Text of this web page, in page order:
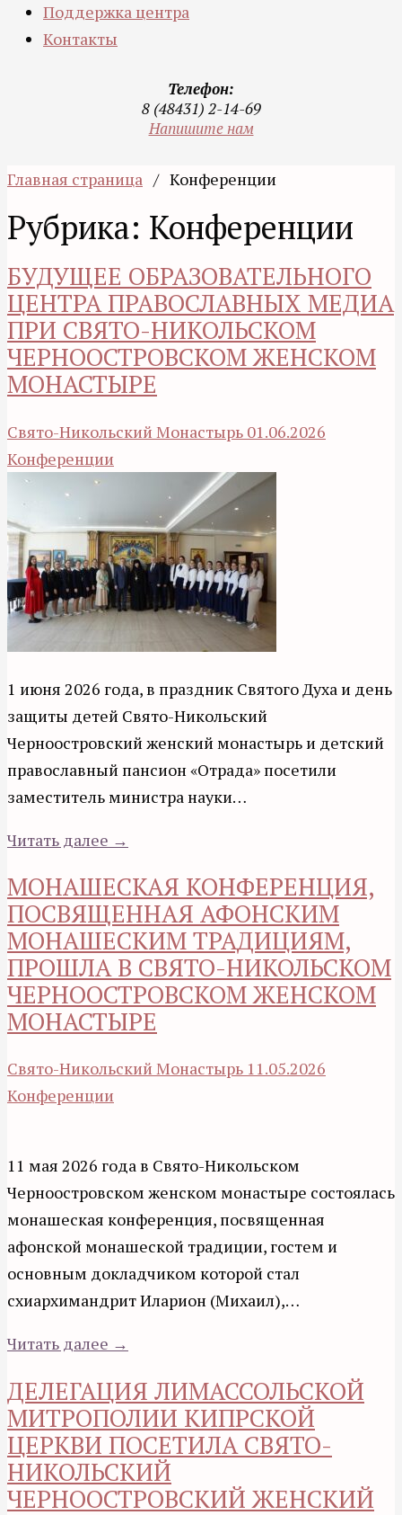
Поддержка центра
Контакты
Телефон:
8 (48431) 2-14-69
Напишите нам
Главная страница / Конференции
Рубрика: Конференции
БУДУЩЕЕ ОБРАЗОВАТЕЛЬНОГО
ЦЕНТРА ПРАВОСЛАВНЫХ МЕДИА
ПРИ СВЯТО-НИКОЛЬСКОМ
ЧЕРНООСТРОВСКОМ ЖЕНСКОМ
МОНАСТЫРЕ
Свято-Никольский Монастырь 01.06.2026
Конференции
1 июня 2026 года, в праздник Святого Духа и день
защиты детей Свято-Никольский
Черноостровский женский монастырь и детский
православный пансион «Отрада» посетили
заместитель министра науки…
Читать далее →
МОНАШЕСКАЯ КОНФЕРЕНЦИЯ,
ПОСВЯЩЕННАЯ АФОНСКИМ
МОНАШЕСКИМ ТРАДИЦИЯМ,
ПРОШЛА В СВЯТО-НИКОЛЬСКОМ
ЧЕРНООСТРОВСКОМ ЖЕНСКОМ
МОНАСТЫРЕ
Свято-Никольский Монастырь 11.05.2026
Конференции
11 мая 2026 года в Свято-Никольском
Черноостровском женском монастыре состоялась
монашеская конференция, посвященная
афонской монашеской традиции, гостем и
основным докладчиком которой стал
схиархимандрит Иларион (Михаил),…
Читать далее →
ДЕЛЕГАЦИЯ ЛИМАССОЛЬСКОЙ
МИТРОПОЛИИ КИПРСКОЙ
ЦЕРКВИ ПОСЕТИЛА СВЯТО-
НИКОЛЬСКИЙ
ЧЕРНООСТРОВСКИЙ ЖЕНСКИЙ